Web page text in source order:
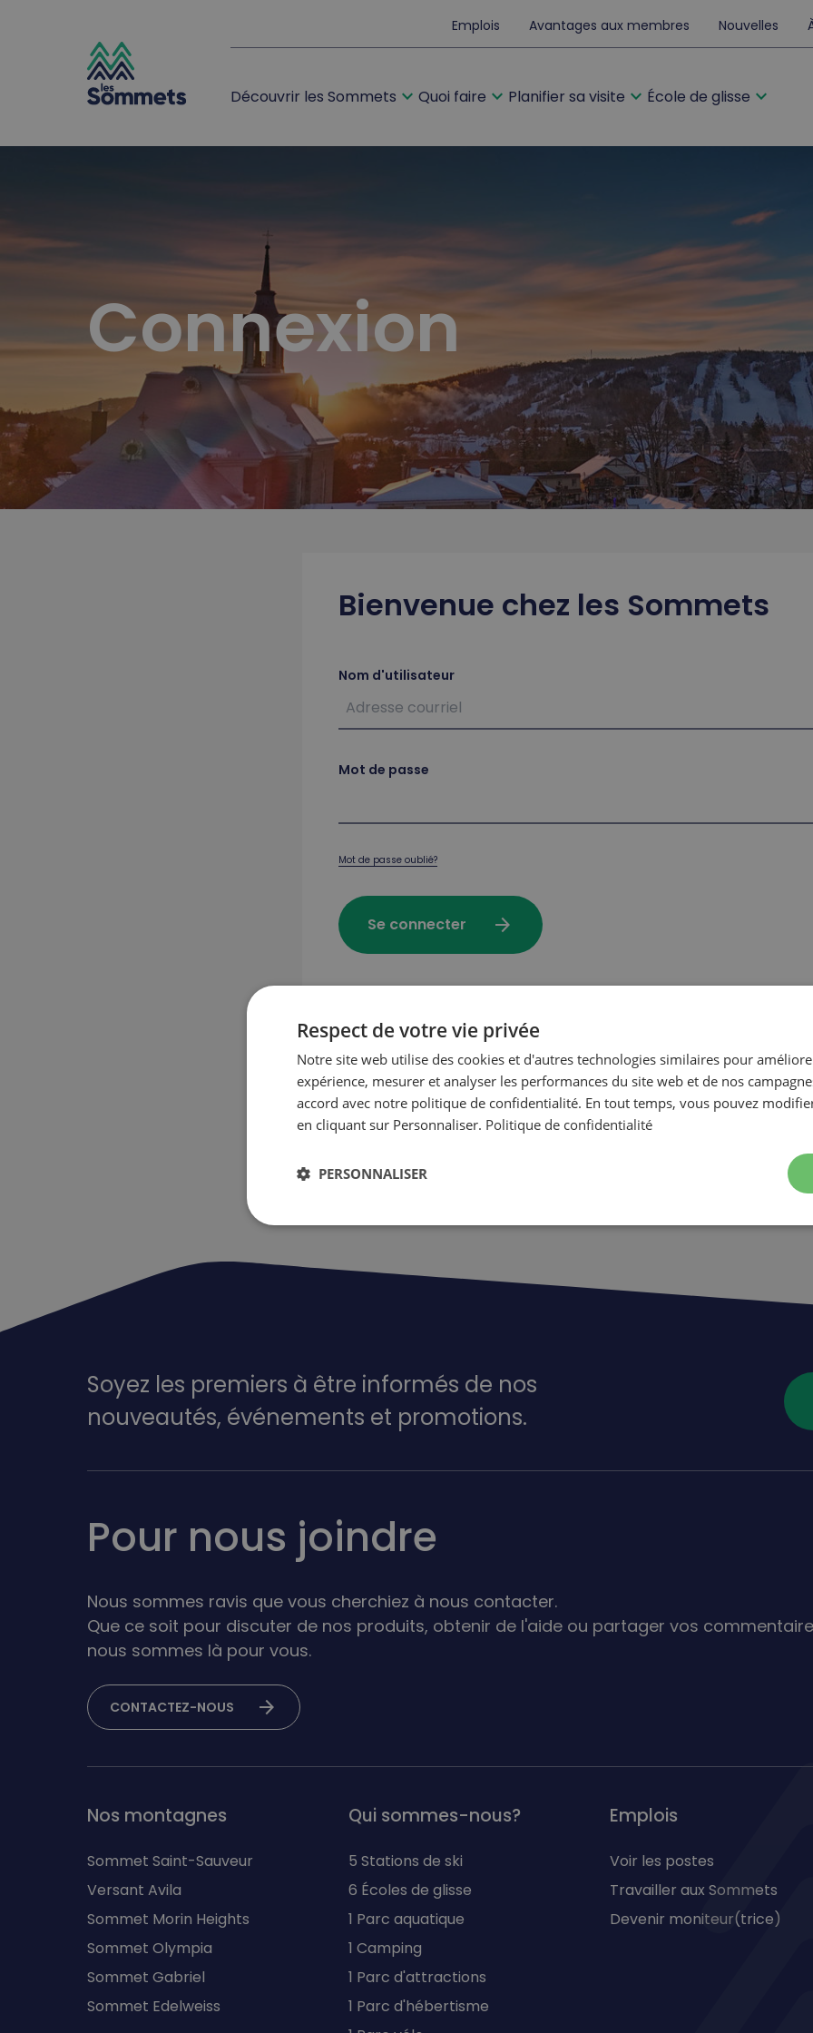
Emplois Avantages aux membres Nouvelles
Découvrir les Sommets expand_more Quoi faire expand_more Planifier sa visite expand_more École de glisse expand_more
Connexion
Bienvenue chez les Sommets
Nom d'utilisateur
Mot de passe
Mot de passe oublié?
Se connecter arrow_forward
Premier achat sur notre site transactionnel?
Créer mon compte arrow_forward
Soyez les premiers à être informés de nos
nouveautés, événements et promotions.
Pour nous joindre
Nous sommes ravis que vous cherchiez à nous contacter.
Que ce soit pour discuter de nos produits, obtenir de l'aide ou partager vos
nous sommes là pour vous.
CONTACTEZ-NOUS arrow_forward
Nos montagnes
Sommet Saint-Sauveur
Versant Avila
Sommet Morin Heights
Sommet Olympia
Sommet Gabriel
Sommet Edelweiss
Qui sommes-nous?
5 Stations de ski
6 Écoles de glisse
1 Parc aquatique
1 Camping
1 Parc d'attractions
1 Parc d'hébertisme
Emplois
Voir les postes
Travailler aux Sommets
Devenir moniteur(trice)
Respect de votre vie privée
Notre site web utilise des cookies et d'autres technologies similaires pour
expérience, mesurer et analyser les performances du site web et de nos
accord avec notre politique de confidentialité. En tout temps, vous pouvez
en cliquant sur Personnaliser. Politique de confidentialité
PERSONNALISER